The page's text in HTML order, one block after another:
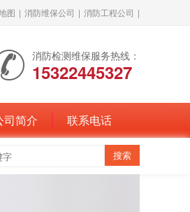
图 | 消防维保公司 | 消防工程公司 |
消防检测维保服务热线：
15322445327
司简介 联系电话